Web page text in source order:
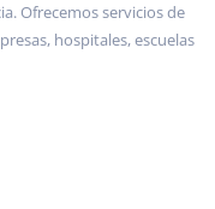
Ofrecemos servicios de
hospitales, escuelas